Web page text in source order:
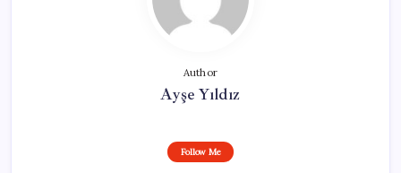
Author
Ayşe Yıldız
Follow Me